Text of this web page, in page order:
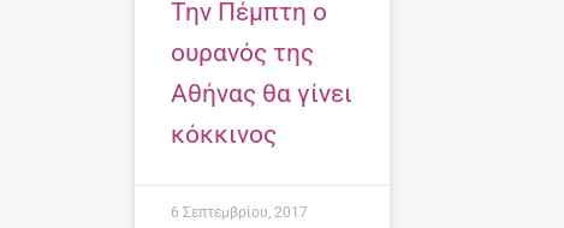
Την Πέμπτη ο
ουρανός της
Αθήνας θα γίνει
κόκκινος
6 Σεπτεμβρίου, 2017